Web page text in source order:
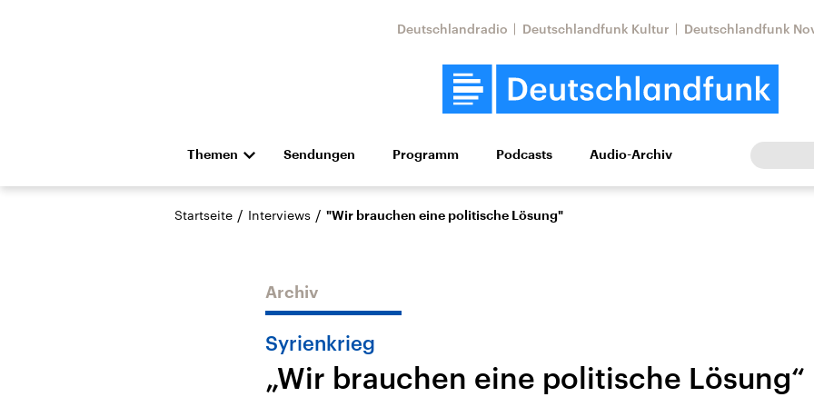
Deutschlandradio Deutschlandfunk Kultur Deutschlandfunk
Themen
Die Nachrichten Politik Wirtschaft Wissen Kultur Europa
Hörspiel und Feature Musik
Landtagswahl Sachsen-
Anhalt 2026
USA
Nahostkonflikt
Aktuelle Lage und
Iran
Aktuelle Lage und
Sendungen Programm Podcasts Audio-Archiv
Startseite / Interviews / "Wir brauchen eine politische Lösung"
Archiv
Syrienkrieg
„Wir brauchen eine politische Lösung“